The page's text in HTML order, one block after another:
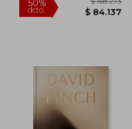
50%
dcto.